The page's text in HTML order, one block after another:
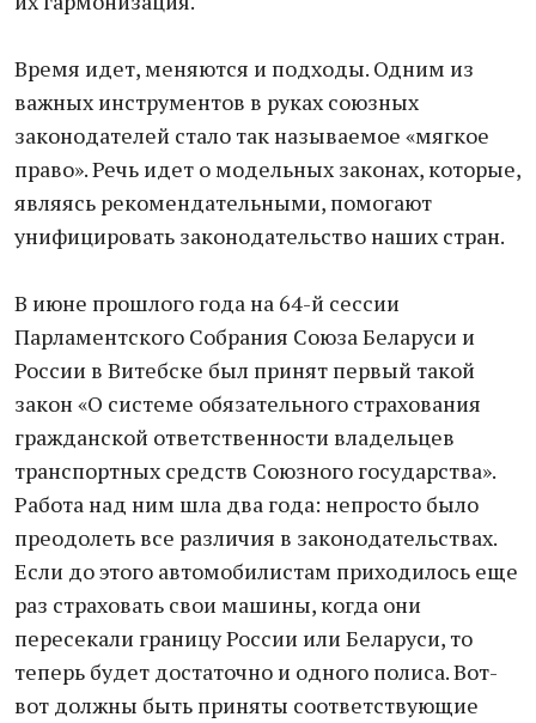
Время идет, меняются и подходы. Одним из
важных инструментов в руках союзных
законодателей стало так называемое «мягкое
право». Речь идет о модельных законах, которые,
являясь рекомендательными, помогают
унифицировать законодательство наших стран.
В июне прошлого года на 64-й сессии
Парламентского Собрания Союза Беларуси и
России в Витебске был принят первый такой
закон «О системе обязательного страхования
гражданской ответственности владельцев
транспортных средств Союзного государства».
Работа над ним шла два года: непросто было
преодолеть все различия в законодательствах.
Если до этого автомобилистам приходилось еще
раз страховать свои машины, когда они
пересекали границу России или Беларуси, то
теперь будет достаточно и одного полиса. Вот-
вот должны быть приняты соответствующие